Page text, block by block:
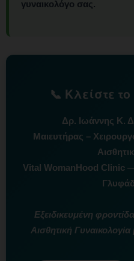
γυναικολόγο σας.
📞 Κλείστε
Δρ. Ιωάννης Κ.
Μαιευτήρας –
Vital WomanHood Clinic
Εξειδικευμένη
Αισθητική